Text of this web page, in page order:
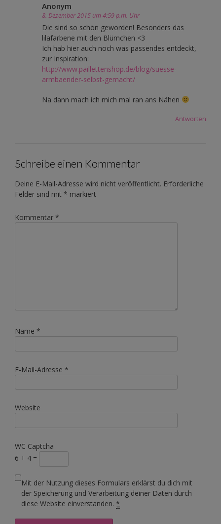
Anonym
8. Dezember 2015 um 4:59 p.m. Uhr
Die sind so schön geworden! Besonders das
lilafarbene mit den Blümchen <3
Ich hab hier auch noch was passendes entdeckt,
zur Inspiration:
http://www.paillettenshop.de/blog/suesse-
armbaender-selbst-gemacht/
Na dann mach ich mich mal ran ans Nähen
Antworten
Schreibe einen Kommentar
Deine E-Mail-Adresse wird nicht veröffentlicht. Erforderliche
Felder sind mit * markiert
Kommentar *
Name *
E-Mail-Adresse *
Website
WC Captcha
6 + 4 =
Mit der Nutzung dieses Formulars erklärst du dich mit
der Speicherung und Verarbeitung deiner Daten durch
diese Website einverstanden. *